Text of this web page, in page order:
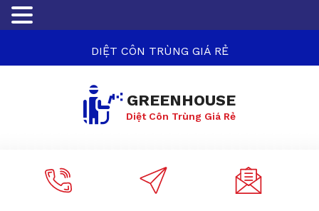
DIỆT CÔN TRÙNG GIÁ RẺ
GREENHOUSE
Diệt Côn Trùng Giá Rẻ